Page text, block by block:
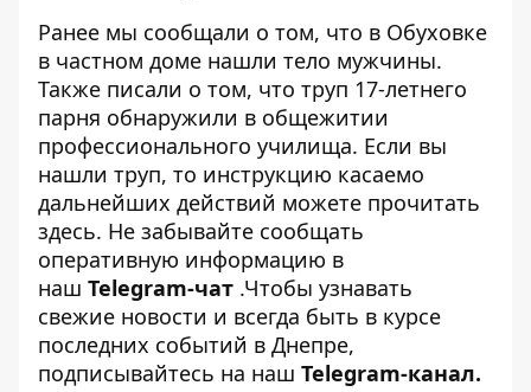
Ранее мы сообщали о том, что в Обуховке
в частном доме нашли тело мужчины.
Также писали о том, что труп 17-летнего
парня обнаружили в общежитии
профессионального училища. Если вы
нашли труп, то инструкцию касаемо
дальнейших действий можете прочитать
здесь. Не забывайте сообщать
оперативную информацию в
наш Telegram-чат .Чтобы узнавать
свежие новости и всегда быть в курсе
последних событий в Днепре,
подписывайтесь на наш Telegram-канал.